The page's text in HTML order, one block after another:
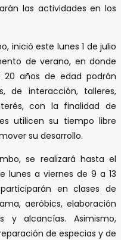
las actividades en los
inició este lunes 1 de julio
de verano, en donde
20 años de edad podrán
de interacción, talleres,
con la finalidad de
utilicen su tiempo libre
su desarrollo.
se realizará hasta el
lunes a viernes de 9 a 13
en clases de
aeróbics, elaboración
y alcancías. Asimismo,
de especias y de